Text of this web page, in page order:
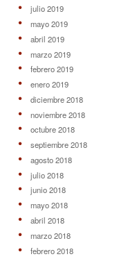
julio 2019
mayo 2019
abril 2019
marzo 2019
febrero 2019
enero 2019
diciembre 2018
noviembre 2018
octubre 2018
septiembre 2018
agosto 2018
julio 2018
junio 2018
mayo 2018
abril 2018
marzo 2018
febrero 2018